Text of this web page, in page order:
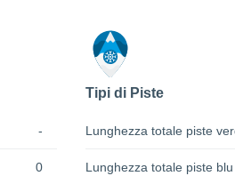
-
0
Tipi di Piste
Lunghezza totale piste
Lunghezza totale piste blu